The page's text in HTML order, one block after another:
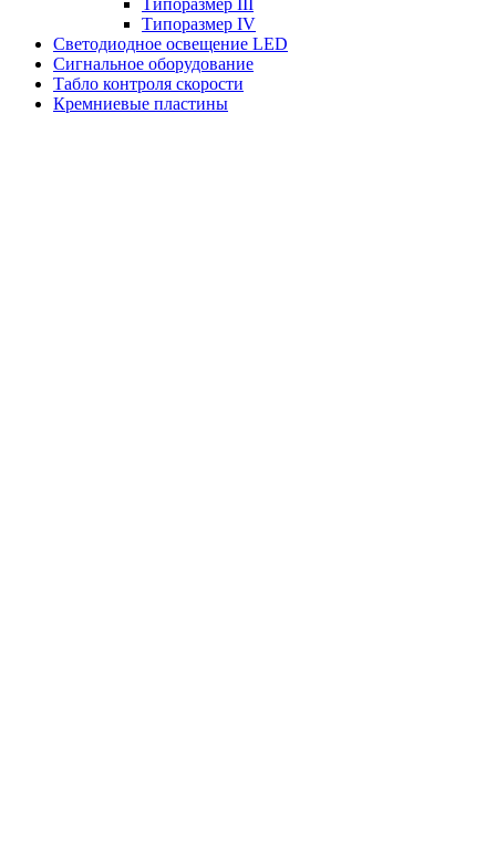
Типоразмер III
Типоразмер IV
Светодиодное освещение LED
Сигнальное оборудование
Табло контроля скорости
Кремниевые пластины